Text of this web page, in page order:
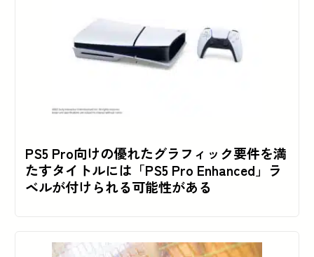
PS5 Pro向けの優れたグラフィック要件を満
たすタイトルには「PS5 Pro Enhanced」ラ
ベルが付けられる可能性がある